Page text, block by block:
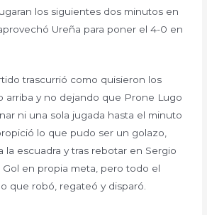
los siguientes dos minutos en
Ureña para poner el 4-0 en
trascurrió como quisieron los
arriba y no dejando que Prone Lugo
ni una sola jugada hasta el minuto
lo que pudo ser un golazo,
la escuadra y tras rebotar en Sergio
en propia meta, pero todo el
que robó, regateó y disparó.